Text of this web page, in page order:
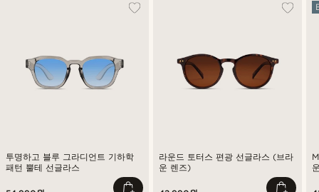
투명하고 블루 그라디언트 기하학
패턴 뿔테 선글라스
라운드 토터스 편광 선글라스 (브라
운 렌즈)